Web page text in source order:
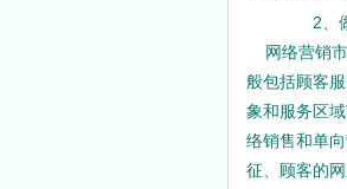
2、做
网络营销市
般包括顾客
象和服务区
络销售和单
征、顾客的